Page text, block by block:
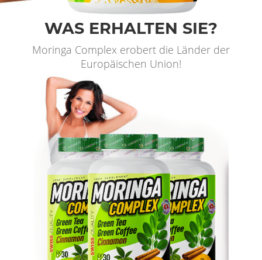
WAS ERHALTEN SIE?
Moringa Complex erobert die Länder der
Europäischen Union!